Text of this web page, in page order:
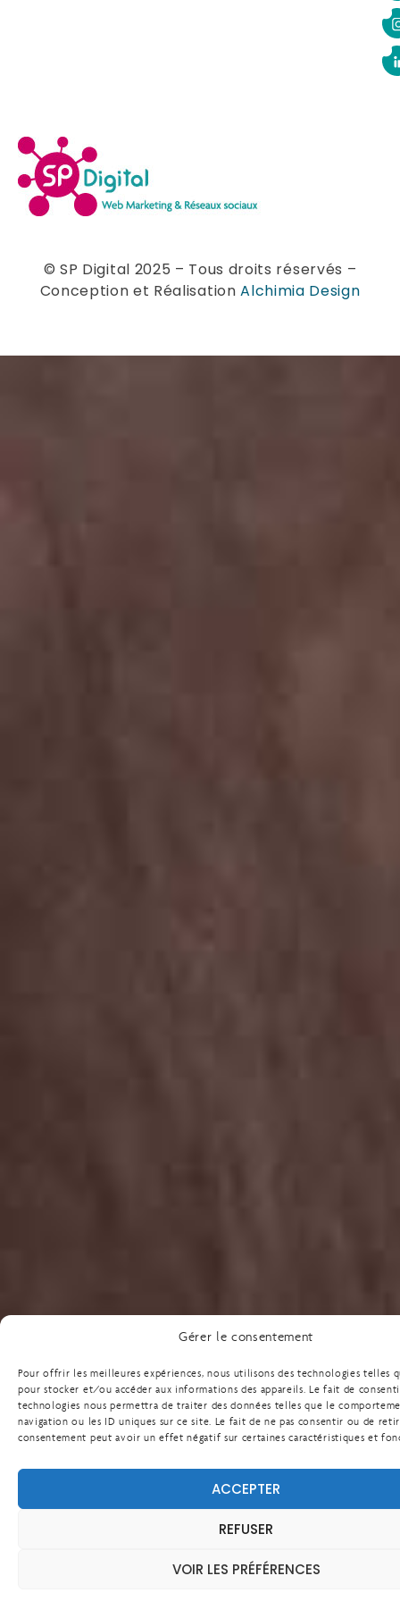
Gérer le consentement
Pour offrir les meilleures expériences, nous utilisons des technologies telles
pour stocker et/ou accéder aux informations des appareils. Le fait de
technologies nous permettra de traiter des données telles que le
navigation ou les ID uniques sur ce site. Le fait de ne pas consentir ou de
consentement peut avoir un effet négatif sur certaines caractéristiques et
ACCEPTER
REFUSER
VOIR LES PRÉFÉRENCES
© SP Digital 2025 – Tous droits réservés –
Conception et RéalisationAlchimia Design